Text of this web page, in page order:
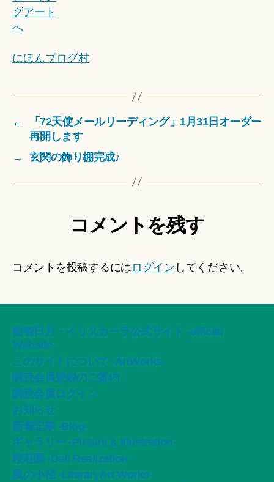
にほんブログ村
←
「72天使メールリーディング」1月31日オーダー
再開します
→
玄関の飾り棚完成♪
コメントを残す
コメントを投稿するには ログイン してください。
船智日月・イリスカーラ公式サイト -official
Website-
このサイトについて -ArtWorks-
購読会員登録のご案内
購読会員ログイン
お知らせ
新着記事 -Blog-
ギャラリー -Picture & Illustration-
桜荘園 -Doll Realization-
風の小径 -LiteraryArt Works-